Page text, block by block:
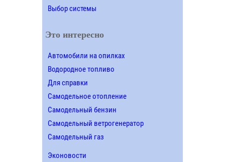
Выбор системы
Это интересно
Автомобили на опилках
Водородное топливо
Для справки
Самодельное отопление
Самодельный бензин
Самодельный ветрогенератор
Самодельный газ
Эконовости